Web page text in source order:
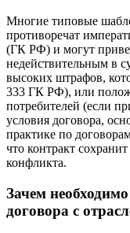
Многие типовые
противоречат
(ГК РФ) и могут
недействительным в
высоких штрафов,
333 ГК РФ), или
потребителей (если
условия договора,
практике по
что контракт
конфликта.
Зачем
договора с